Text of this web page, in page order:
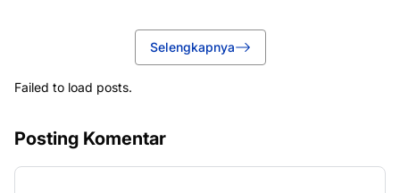
Selengkapnya
Failed to load posts.
Posting Komentar